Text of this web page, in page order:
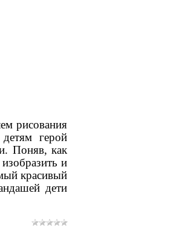
рисования
герой
Поняв, как
и
красивый
дети